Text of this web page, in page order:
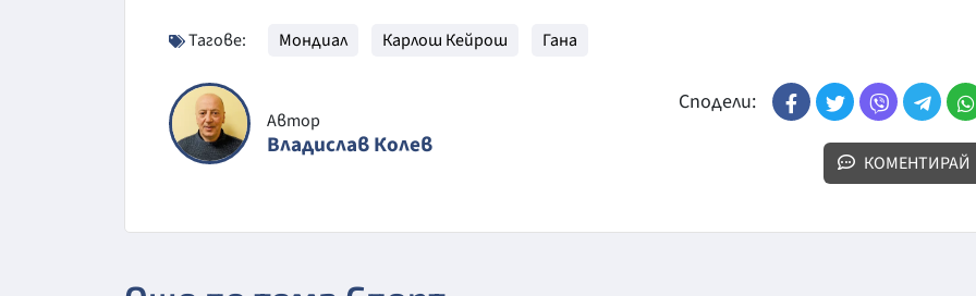
Тагове: Мондиал Карлош Кейрош Гана
Автор
Владислав Колев
Сподели:
КОМЕНТИРАЙ